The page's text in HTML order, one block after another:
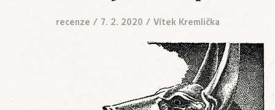
recenze / 7. 2. 2020 / Vítek Kremlička